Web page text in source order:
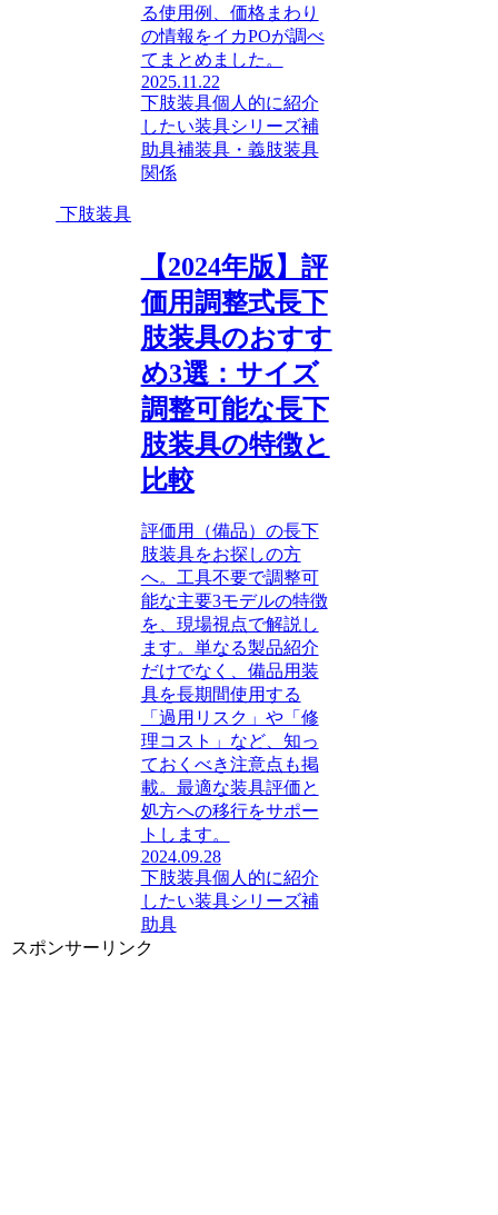
る使用例、価格まわり
の情報をイカPOが調べ
てまとめました。
2025.11.22
下肢装具個人的に紹介
したい装具シリーズ補
助具補装具・義肢装具
関係
下肢装具
【2024年版】評
価用調整式長下
肢装具のおすす
め3選：サイズ
調整可能な長下
肢装具の特徴と
比較
評価用（備品）の長下
肢装具をお探しの方
へ。工具不要で調整可
能な主要3モデルの特徴
を、現場視点で解説し
ます。単なる製品紹介
だけでなく、備品用装
具を長期間使用する
「過用リスク」や「修
理コスト」など、知っ
ておくべき注意点も掲
載。最適な装具評価と
処方への移行をサポー
トします。
2024.09.28
下肢装具個人的に紹介
したい装具シリーズ補
助具
スポンサーリンク